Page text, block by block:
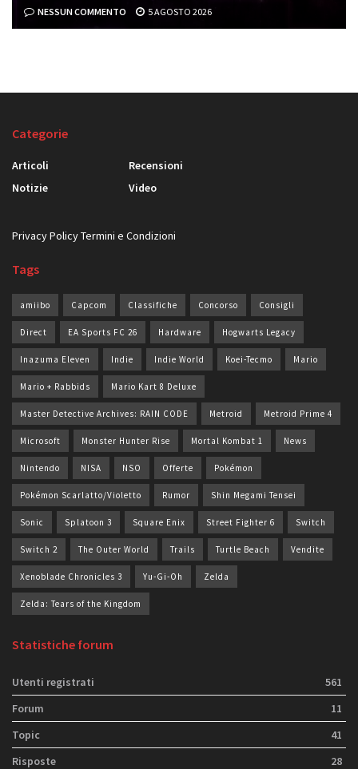
NESSUN COMMENTO 5 AGOSTO 2026
Categorie
Articoli
Notizie
Recensioni
Video
Privacy PolicyTermini e Condizioni
Tags
amiibo Capcom Classifiche Concorso Consigli
Direct EA Sports FC 26 Hardware Hogwarts Legacy
Inazuma Eleven Indie Indie World Koei-Tecmo Mario
Mario + Rabbids Mario Kart 8 Deluxe
Master Detective Archives: RAIN CODE Metroid Metroid Prime 4
Microsoft Monster Hunter Rise Mortal Kombat 1 News
Nintendo NISA NSO Offerte Pokémon
Pokémon Scarlatto/Violetto Rumor Shin Megami Tensei
Sonic Splatoon 3 Square Enix Street Fighter 6 Switch
Switch 2 The Outer World Trails Turtle Beach Vendite
Xenoblade Chronicles 3 Yu-Gi-Oh Zelda
Zelda: Tears of the Kingdom
Statistiche forum
Utenti registrati
561
Forum
11
Topic
41
Risposte
28